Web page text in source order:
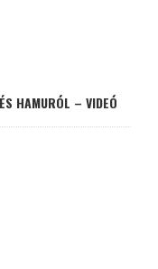
HAMURÓL – VIDEÓ